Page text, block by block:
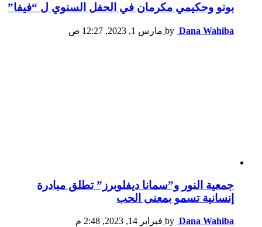
بونو وحكيمي مكرمان في الحفل السنوي ل “فيفا”
by Dana Wahiba مارس 1, 2023, 12:27 ص
جمعية النور و”سمانا ديفلوبرز” تطلق مبادرة
إنسانية تسمو بمعنى الحب
by Dana Wahiba فبراير 14, 2023, 2:48 م